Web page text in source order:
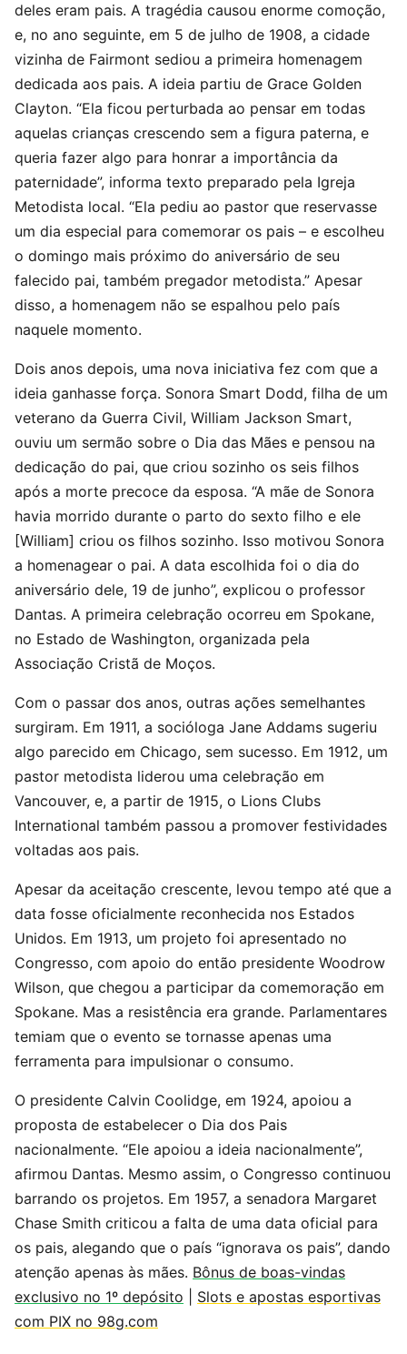
deles eram pais. A tragédia causou enorme comoção,
e, no ano seguinte, em 5 de julho de 1908, a cidade
vizinha de Fairmont sediou a primeira homenagem
dedicada aos pais. A ideia partiu de Grace Golden
Clayton. “Ela ficou perturbada ao pensar em todas
aquelas crianças crescendo sem a figura paterna, e
queria fazer algo para honrar a importância da
paternidade”, informa texto preparado pela Igreja
Metodista local. “Ela pediu ao pastor que reservasse
um dia especial para comemorar os pais – e escolheu
o domingo mais próximo do aniversário de seu
falecido pai, também pregador metodista.” Apesar
disso, a homenagem não se espalhou pelo país
naquele momento.
Dois anos depois, uma nova iniciativa fez com que a
ideia ganhasse força. Sonora Smart Dodd, filha de um
veterano da Guerra Civil, William Jackson Smart,
ouviu um sermão sobre o Dia das Mães e pensou na
dedicação do pai, que criou sozinho os seis filhos
após a morte precoce da esposa. “A mãe de Sonora
havia morrido durante o parto do sexto filho e ele
[William] criou os filhos sozinho. Isso motivou Sonora
a homenagear o pai. A data escolhida foi o dia do
aniversário dele, 19 de junho”, explicou o professor
Dantas. A primeira celebração ocorreu em Spokane,
no Estado de Washington, organizada pela
Associação Cristã de Moços.
Com o passar dos anos, outras ações semelhantes
surgiram. Em 1911, a socióloga Jane Addams sugeriu
algo parecido em Chicago, sem sucesso. Em 1912, um
pastor metodista liderou uma celebração em
Vancouver, e, a partir de 1915, o Lions Clubs
International também passou a promover festividades
voltadas aos pais.
Apesar da aceitação crescente, levou tempo até que a
data fosse oficialmente reconhecida nos Estados
Unidos. Em 1913, um projeto foi apresentado no
Congresso, com apoio do então presidente Woodrow
Wilson, que chegou a participar da comemoração em
Spokane. Mas a resistência era grande. Parlamentares
temiam que o evento se tornasse apenas uma
ferramenta para impulsionar o consumo.
O presidente Calvin Coolidge, em 1924, apoiou a
proposta de estabelecer o Dia dos Pais
nacionalmente. “Ele apoiou a ideia nacionalmente”,
afirmou Dantas. Mesmo assim, o Congresso continuou
barrando os projetos. Em 1957, a senadora Margaret
Chase Smith criticou a falta de uma data oficial para
os pais, alegando que o país “ignorava os pais”, dando
atenção apenas às mães. Bônus de boas-vindas
exclusivo no 1º depósito
Slots e apostas esportivas
com PIX no 98g.com